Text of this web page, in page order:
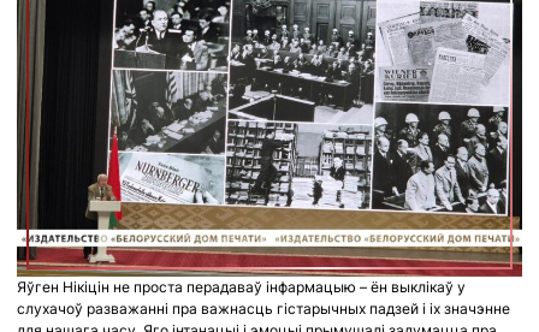
Яўген Нікіцін не проста перадаваў інфармацыю – ён выклікаў у
слухачоў разважанні пра важнасць гістарычных падзей і іх значэнне